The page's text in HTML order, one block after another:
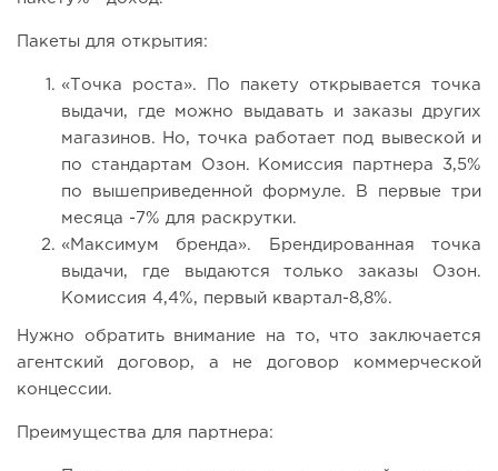
Пакеты для открытия:
«Точка роста». По пакету открывается точка
выдачи, где можно выдавать и заказы других
магазинов. Но, точка работает под вывеской и
по стандартам Озон. Комиссия партнера 3,5%
по вышеприведенной формуле. В первые три
месяца -7% для раскрутки.
«Максимум бренда». Брендированная точка
выдачи, где выдаются только заказы Озон.
Комиссия 4,4%, первый квартал-8,8%.
Нужно обратить внимание на то, что заключается
агентский договор, а не договор коммерческой
концессии.
Преимущества для партнера: